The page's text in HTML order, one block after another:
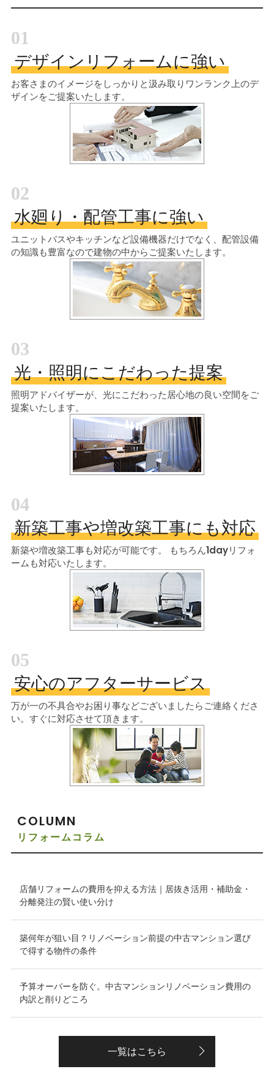
01
デザインリフォームに強い
お客さまのイメージをしっかりと汲み取り ワンランク上のデ
ザインをご提案いたします。
02
水廻り・配管工事に強い
ユニットバスやキッチンなど設備機器だけでなく、配管設備
の知識も豊富なので建物の中からご提案いたします。
03
光・照明にこだわった提案
照明アドバイザーが、光にこだわった居心地の良い空間をご
提案いたします。
04
新築工事や増改築工事にも対応
新築や増改築工事も対応が可能です。
もちろん1dayリフォ
ームも対応いたします。
05
安心のアフターサービス
万が一の不具合やお困り事などございましたらご連絡くださ
い。すぐに対応させて頂きます。
COLUMN
リフォームコラム
店舗リフォームの費用を抑える方法｜居抜き活用・補助金・
分離発注の賢い使い分け
築何年が狙い目？リノベーション前提の中古マンション選び
で得する物件の条件
予算オーバーを防ぐ。中古マンションリノベーション費用の
内訳と削りどころ
一覧はこちら